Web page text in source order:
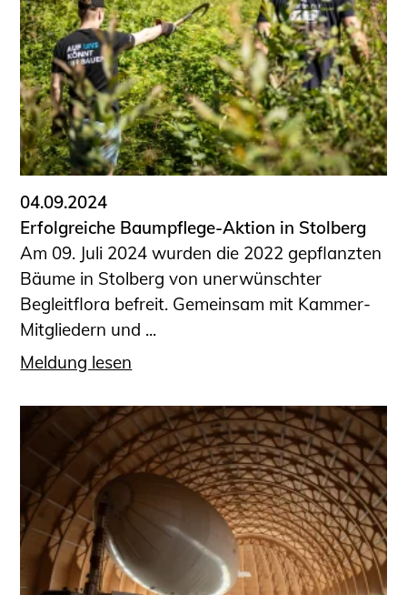
Sachverständige
Prüfsachverständige
Qualifizierte Tragwerksplaner/-innen
Bauvorlageberechtigte
Sachkundige für Zustands- und
Funktionsprüfung privater
Abwasserleitungen
Vereinbarungen mit
Ingenieurkammern
Büronachfolge
Zusatzqualifikationen
Geschützter Bereich
Informationen für Auftraggeber und
Verbraucher
NRW)
Fachlisten
Bauherren-ABC
Informationen für Schülerinnen,
Schüler und Studierende
Projekte für Schülerinnen und Schüler
START.ING. Das Studierenden Praxis-
04.09.2024
Erfolgreiche Baumpflege-Aktion in Stolberg
Am 09. Juli 2024 wurden die 2022 gepflanzten
Bäume in Stolberg von unerwünschter
Begleitflora befreit. Gemeinsam mit Kammer-
Mitgliedern und ...
Meldung lesen